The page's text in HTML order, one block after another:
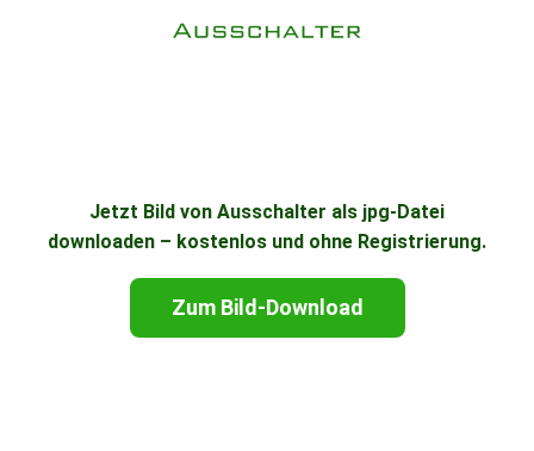
Jetzt Bild von Ausschalter als jpg-Datei
downloaden – kostenlos und ohne Registrierung.
Zum Bild-Download